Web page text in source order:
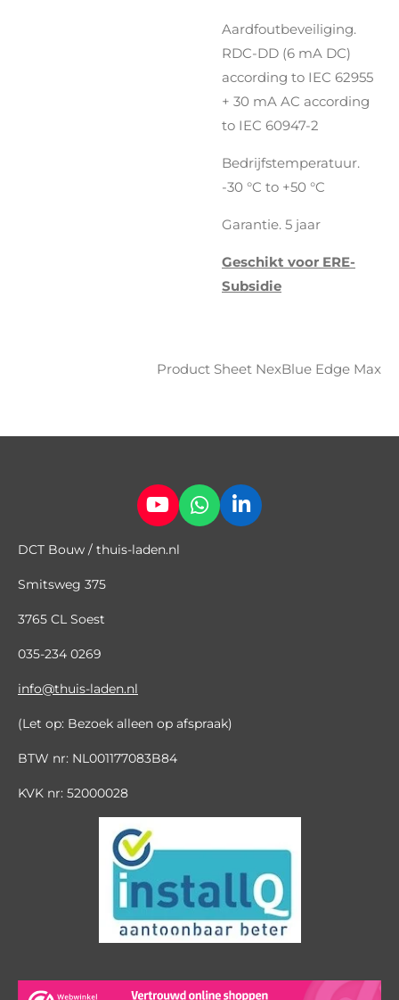
Aardfoutbeveiliging.
RDC-DD (6 mA DC)
according to IEC 62955
+ 30 mA AC according
to IEC 60947-2
Bedrijfstemperatuur.
-30 °C to +50 °C
Garantie. 5 jaar
Geschikt voor ERE-
Subsidie
Product Sheet NexBlue Edge Max
Y
o
u
W
h
L
i
DCT Bouw / thuis-laden.nl
Smitsweg 375
3765 CL Soest
035-234 0269
info@thuis-laden.nl
(Let op: Bezoek alleen op afspraak)
BTW nr: NL001177083B84
KVK nr: 52000028